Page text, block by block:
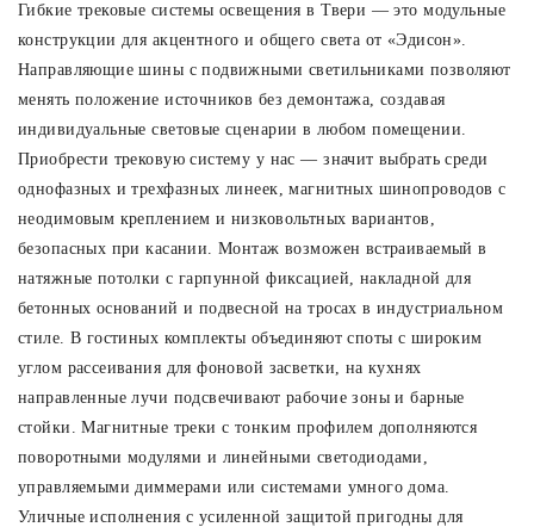
Бра
Торшеры
Трековые системы
Уличное освещение
Розетки и выключатели
Интерьерная подсветка
Гибкие трековые системы освещения в Твери — это модульные
конструкции для акцентного и общего света от «Эдисон».
Направляющие шины с подвижными светильниками позволяют
менять положение источников без демонтажа, создавая
индивидуальные световые сценарии в любом помещении.
Приобрести трековую систему у нас — значит выбрать среди
однофазных и трехфазных линеек, магнитных шинопроводов с
неодимовым креплением и низковольтных вариантов,
безопасных при касании. Монтаж возможен встраиваемый в
натяжные потолки с гарпунной фиксацией, накладной для
бетонных оснований и подвесной на тросах в индустриальном
стиле. В гостиных комплекты объединяют споты с широким
углом рассеивания для фоновой засветки, на кухнях
направленные лучи подсвечивают рабочие зоны и барные
стойки. Магнитные треки с тонким профилем дополняются
поворотными модулями и линейными светодиодами,
управляемыми диммерами или системами умного дома.
Уличные исполнения с усиленной защитой пригодны для